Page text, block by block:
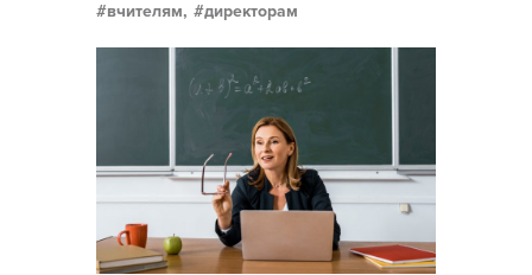
вчителям, директорам